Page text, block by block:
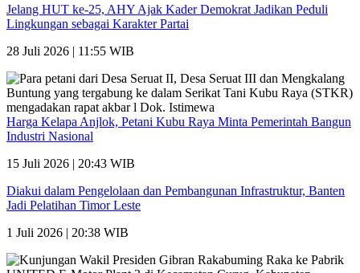
Jelang HUT ke-25, AHY Ajak Kader Demokrat Jadikan Peduli
Lingkungan sebagai Karakter Partai
28 Juli 2026 | 11:55 WIB
Harga Kelapa Anjlok, Petani Kubu Raya Minta Pemerintah Bangun
Industri Nasional
15 Juli 2026 | 20:43 WIB
Diakui dalam Pengelolaan dan Pembangunan Infrastruktur, Banten
Jadi Pelatihan Timor Leste
1 Juli 2026 | 20:38 WIB